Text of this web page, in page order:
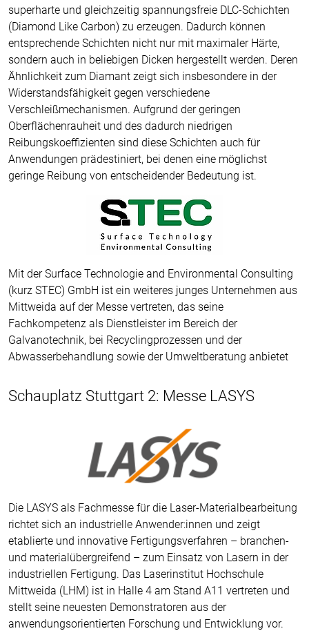
superharte und gleichzeitig spannungsfreie DLC-Schichten
(Diamond Like Carbon) zu erzeugen. Dadurch können
entsprechende Schichten nicht nur mit maximaler Härte,
sondern auch in beliebigen Dicken hergestellt werden. Deren
Ähnlichkeit zum Diamant zeigt sich insbesondere in der
Widerstandsfähigkeit gegen verschiedene
Verschleißmechanismen. Aufgrund der geringen
Oberflächenrauheit und des dadurch niedrigen
Reibungskoeffizienten sind diese Schichten auch für
Anwendungen prädestiniert, bei denen eine möglichst
geringe Reibung von entscheidender Bedeutung ist.
Mit der Surface Technologie and Environmental Consulting
(kurz STEC) GmbH ist ein weiteres junges Unternehmen aus
Mittweida auf der Messe vertreten, das seine
Fachkompetenz als Dienstleister im Bereich der
Galvanotechnik, bei Recyclingprozessen und der
Abwasserbehandlung sowie der Umweltberatung anbietet
Schauplatz Stuttgart 2: Messe LASYS
Die LASYS als Fachmesse für die Laser-Materialbearbeitung
richtet sich an industrielle Anwender:innen und zeigt
etablierte und innovative Fertigungsverfahren – branchen-
und materialübergreifend – zum Einsatz von Lasern in der
industriellen Fertigung. Das Laserinstitut Hochschule
Mittweida (LHM) ist in Halle 4 am Stand A11 vertreten und
stellt seine neuesten Demonstratoren aus der
anwendungsorientierten Forschung und Entwicklung vor.